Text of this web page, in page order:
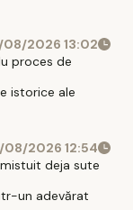
2026 13:02
proces de
istorice ale
2026 12:54
deja sute
un adevărat